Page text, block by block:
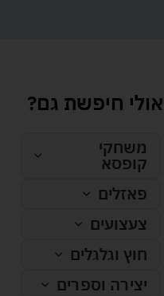
אולי חיפשת גם?
משחקי
קופסא
פאזלים
צעצועים
חוץ וגלגלים
יצירה וספרים